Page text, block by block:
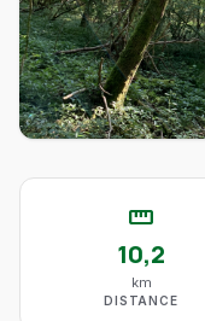
straighten
10,2
km
DISTANCE